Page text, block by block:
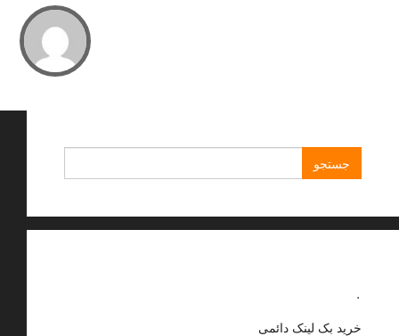
برای:
خرید بک لینک دائمی